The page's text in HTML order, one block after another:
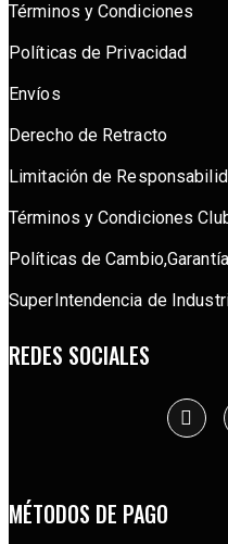
Términos y Condiciones
Políticas de Privacidad
Envíos
Derecho de Retracto
Limitación de
Términos y Condiciones
Políticas de
SuperIntendencia de
REDES SOCIALES
MÉTODOS DE PAGO